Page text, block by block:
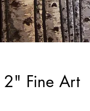
2" Fine Art